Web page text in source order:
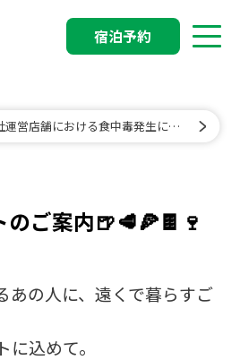
運営店舗における食中毒発生に関
宿泊予約
ご案内🍺🥩🍕🍫🍷
あの人に、遠くで暮らすご
込めて。